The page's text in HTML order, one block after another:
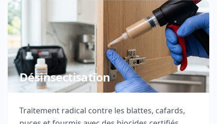
Désinsectisation
Traitement radical contre les blattes, cafards,